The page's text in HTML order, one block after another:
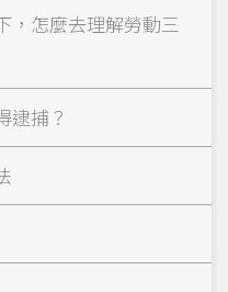
，怎麼去理解勞動三
逮捕？